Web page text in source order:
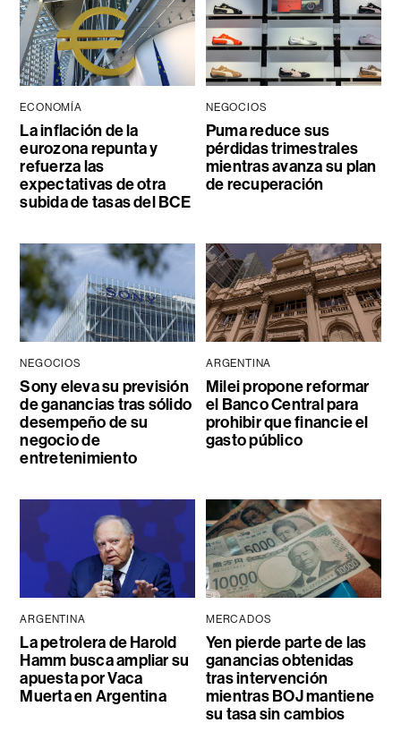
ECONOMÍA
La inflación de la
eurozona repunta y
refuerza las
expectativas de otra
subida de tasas del BCE
NEGOCIOS
Puma reduce sus
pérdidas trimestrales
mientras avanza su plan
de recuperación
NEGOCIOS
Sony eleva su previsión
de ganancias tras sólido
desempeño de su
negocio de
entretenimiento
ARGENTINA
Milei propone reformar
el Banco Central para
prohibir que financie el
gasto público
ARGENTINA
La petrolera de Harold
Hamm busca ampliar su
apuesta por Vaca
Muerta en Argentina
MERCADOS
Yen pierde parte de las
ganancias obtenidas
tras intervención
mientras BOJ mantiene
su tasa sin cambios